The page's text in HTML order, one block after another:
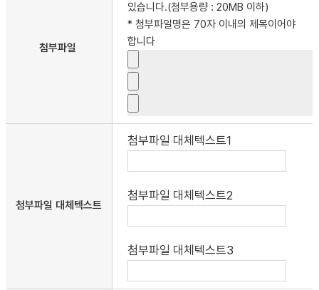
첨부파일
있습니다.(첨부용량 : 20MB 이하)
* 첨부파일명은 70자 이내의 제목이어야
합니다
첨부파일 대체텍스트
첨부파일 대체텍스트1
첨부파일 대체텍스트2
첨부파일 대체텍스트3